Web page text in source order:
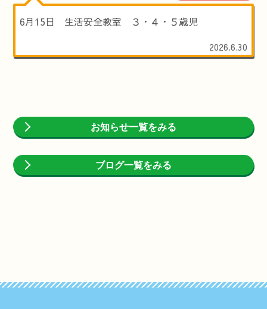
6月15日 生活安全教室 ３・４・５歳児
2026.6.30
お知らせ一覧をみる
ブログ一覧をみる